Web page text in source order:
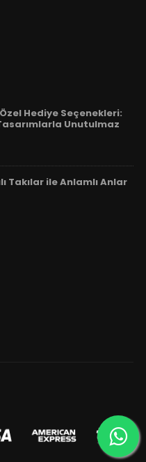
Hediye Seçenekleri:
Unutulmaz
Takılar ile Anlamlı Anlar